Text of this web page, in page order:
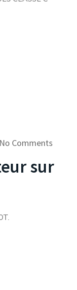
No Comments
sur